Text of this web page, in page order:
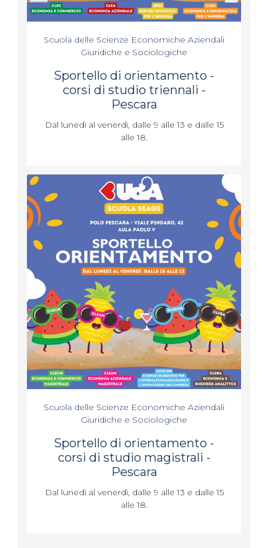
Scuola delle Scienze Economiche Aziendali
Giuridiche e Sociologiche
Sportello di orientamento -
corsi di studio triennali -
Pescara
Dal lunedì al venerdì, dalle 9 alle 13 e dalle 15
alle 18.
Scuola delle Scienze Economiche Aziendali
Giuridiche e Sociologiche
Sportello di orientamento -
corsi di studio magistrali -
Pescara
Dal lunedì al venerdì, dalle 9 alle 13 e dalle 15
alle 18.